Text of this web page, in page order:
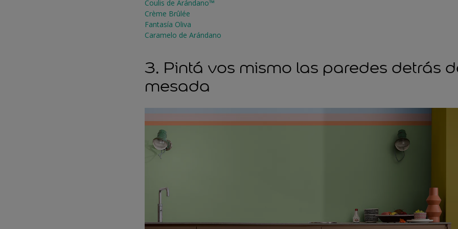
Coulis de Arándano™
Crème Brûlée
Fantasía Oliva
Caramelo de Arándano
3. Pintá vos mismo las paredes detrás
mesada